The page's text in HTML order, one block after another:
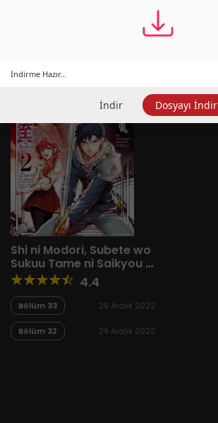
Popüler
Shi ni Modori, Subete wo
Sukuu Tame ni Saikyou e
to Itaru
4.4
Bölüm 33 29 Aralık 2022
Bölüm 32 29 Aralık 2022
İndirme Hazır...
İndir Dosyayı İndir